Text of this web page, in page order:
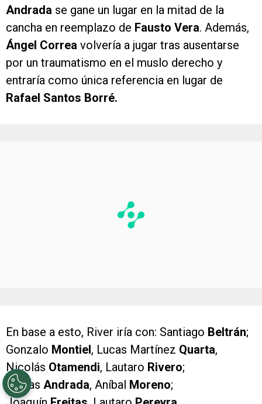
Andrada se gane un lugar en la mitad de la
cancha en reemplazo de Fausto Vera. Además,
Ángel Correa volvería a jugar tras ausentarse
por un traumatismo en el muslo derecho y
entraría como única referencia en lugar de
Rafael Santos Borré.
En base a esto, River iría con: Santiago Beltrán;
Gonzalo Montiel, Lucas Martínez Quarta,
Nicolás Otamendi, Lautaro Rivero;
Tobías Andrada, Aníbal Moreno;